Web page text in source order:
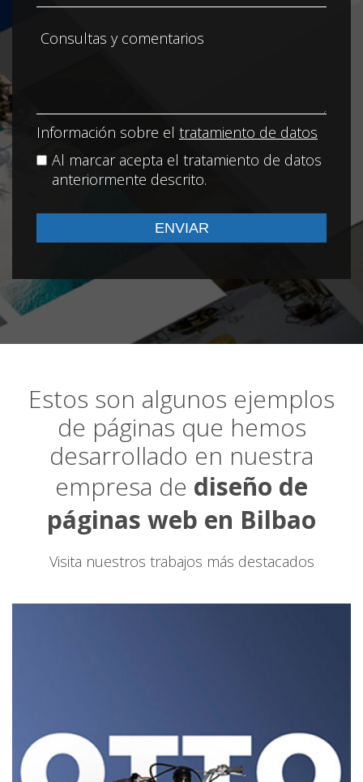
Información sobre el tratamiento de datos
Al marcar acepta el tratamiento de datos
anteriormente descrito.
Estos son algunos ejemplos
de páginas que hemos
desarrollado en nuestra
empresa de diseño de
páginas web en Bilbao
Visita nuestros trabajos más destacados